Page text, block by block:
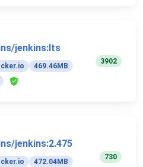
jenkins:lts
469.46MB
3902
jenkins:2.475
472.04MB
730